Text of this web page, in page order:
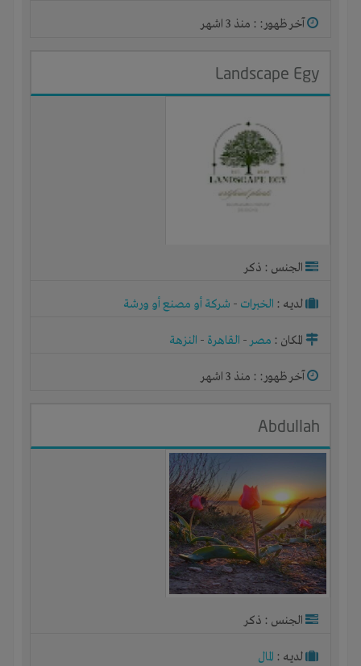
آخر ظهور: : منذ 3 اشهر
Landscape Egy
الجنس : ذكر
لديـه : الخبرات - شركة أو مصنع أو ورشة
المكان : مصر- القاهرة - النزهة
آخر ظهور: : منذ 3 اشهر
Abdullah
الجنس : ذكر
لديـه : المال